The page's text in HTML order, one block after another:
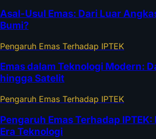
Asal-Usul Emas: Dari Luar
Bumi?
Pengaruh Emas Terhadap IPTEK
Emas dalam Teknologi Modern:
hingga Satelit
Pengaruh Emas Terhadap IPTEK
Pengaruh Emas Terhadap
Era Teknologi